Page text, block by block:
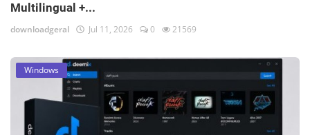
Multilingual +...
downloadgeral Jul 11, 2026 0 21569
Windows